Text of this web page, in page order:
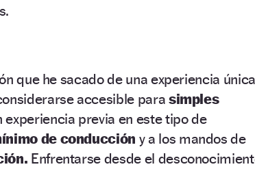
que he sacado de una experiencia
accesible parasimples
experiencia previa en este tipo de
de conducción y a los mandos de
Enfrentarse desde el